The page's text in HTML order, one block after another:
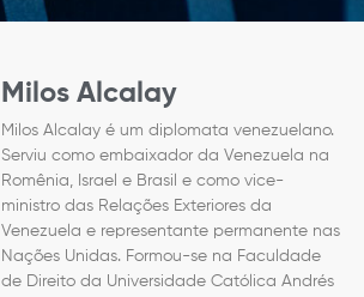
Milos Alcalay
Milos Alcalay é um diplomata venezuelano.
Serviu como embaixador da Venezuela na
Romênia, Israel e Brasil e como vice-
ministro das Relações Exteriores da
Venezuela e representante permanente nas
Nações Unidas. Formou-se na Faculdade
de Direito da Universidade Católica Andrés